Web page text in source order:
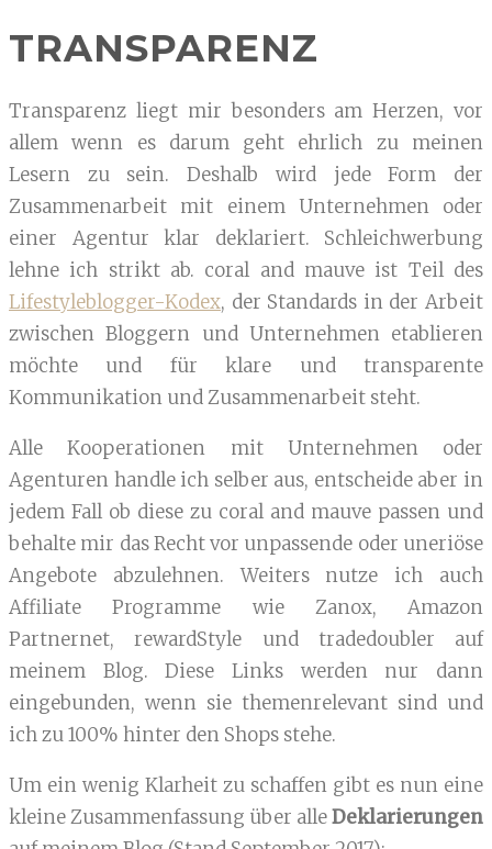
TRANSPARENZ
Transparenz liegt mir besonders am Herzen, vor
allem wenn es darum geht ehrlich zu meinen
Lesern zu sein. Deshalb wird jede Form der
Zusammenarbeit mit einem Unternehmen oder
einer Agentur klar deklariert. Schleichwerbung
lehne ich strikt ab. coral and mauve ist Teil des
Lifestyleblogger-Kodex, der Standards in der Arbeit
zwischen Bloggern und Unternehmen etablieren
möchte und für klare und transparente
Kommunikation und Zusammenarbeit steht.
Alle Kooperationen mit Unternehmen oder
Agenturen handle ich selber aus, entscheide aber in
jedem Fall ob diese zu coral and mauve passen und
behalte mir das Recht vor unpassende oder uneriöse
Angebote abzulehnen. Weiters nutze ich auch
Affiliate Programme wie Zanox, Amazon
Partnernet, rewardStyle und tradedoubler auf
meinem Blog. Diese Links werden nur dann
eingebunden, wenn sie themenrelevant sind und
ich zu 100% hinter den Shops stehe.
Um ein wenig Klarheit zu schaffen gibt es nun eine
kleine Zusammenfassung über alleDeklarierungen